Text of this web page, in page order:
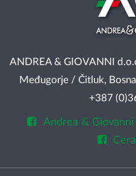
ANDREA & GIOVANNI
Međugorje / Čitluk,
+387
Andrea & Giovanni